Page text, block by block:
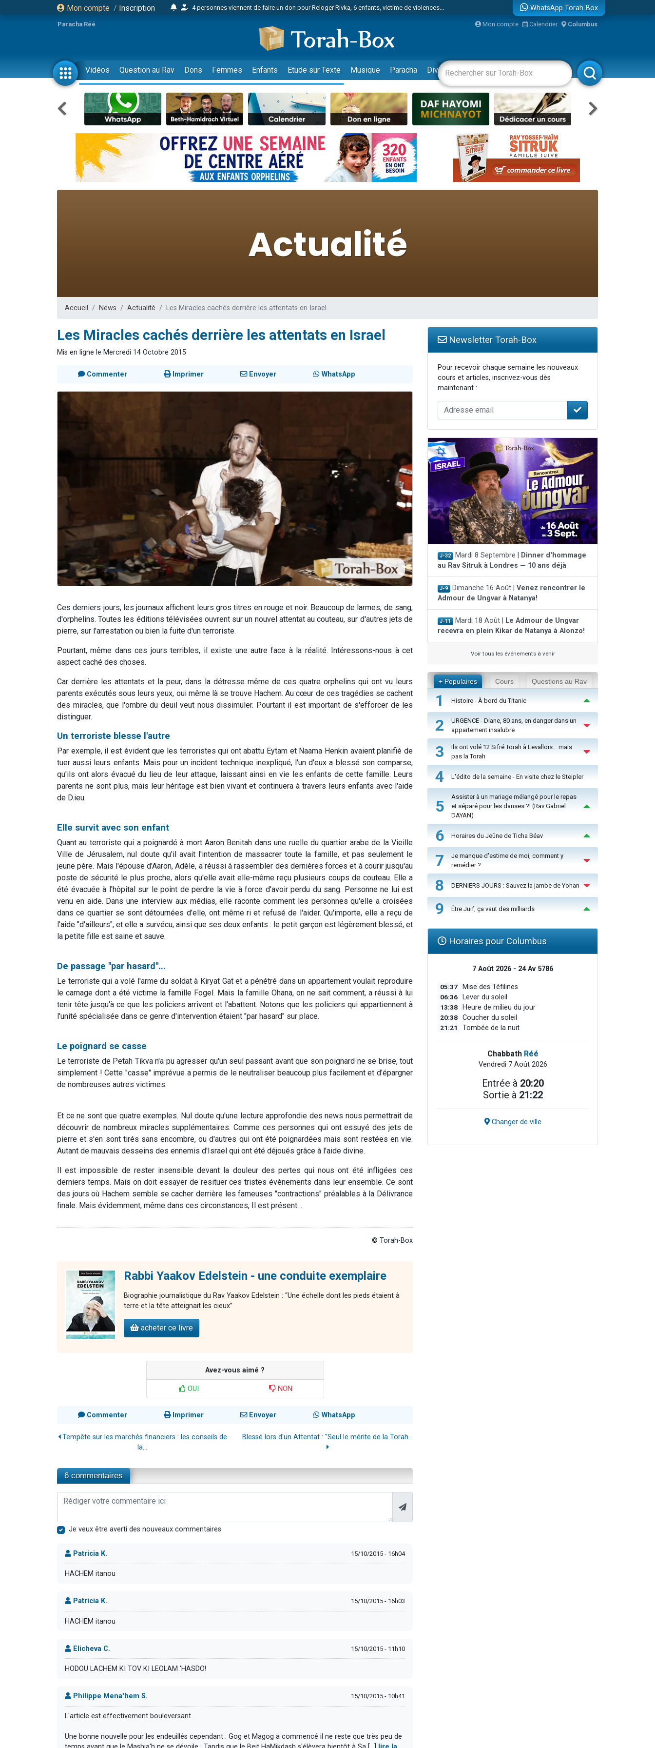
Mon compte / Inscription
4 personnes viennent de faire un don pour Reloger Rivka, 6 enfants, victime de violences...
17 personnes viennent de demander une bénédiction
4 personnes viennent de nous rejoindre sur WhatsApp
Il reste 49 places pour étudier en groupe sur Zoom
23 personnes viennent de faire un don pour Diane, 80 ans, dans un appartement insalubre
Eva vient de donner son Maasser
4 personnes viennent de nous rejoindre sur WhatsApp
3 personnes viennent de nous rejoindre sur WhatsApp
3 personnes viennent de faire un don pour 5 jours de vacances aux Orphelins
Odaya vient de donner son Maasser
2 personnes viennent de nous rejoindre sur WhatsApp
13 personnes viennent de demander une bénédiction
3 personnes viennent de nous rejoindre sur WhatsApp
2 personnes viennent de nous rejoindre sur WhatsApp
WhatsApp Torah-Box
Paracha Réé Mon compte Calendrier Columbus
Vidéos Question au Rav Dons Femmes Enfants Etude sur Texte Musique Paracha Divertissements Livres Rabbanim
Accueil News Actualité Les Miracles cachés derrière les attentats en Israel
Les Miracles cachés derrière les attentats en Israel
Mis en ligne le Mercredi 14 Octobre 2015
Commenter Imprimer Envoyer WhatsApp
Ces derniers jours, les journaux affichent leurs gros titres en rouge et noir. Beaucoup de larmes, de sang,
d'orphelins. Toutes les éditions télévisées ouvrent sur un nouvel attentat au couteau, sur d'autres jets de
pierre, sur l'arrestation ou bien la fuite d'un terroriste.
Pourtant, même dans ces jours terribles, il existe une autre face à la réalité. Intéressons-nous à cet
aspect caché des choses.
Car derrière les attentats et la peur, dans la détresse même de ces quatre orphelins qui ont vu leurs
parents exécutés sous leurs yeux, oui même là se trouve Hachem. Au cœur de ces tragédies se cachent
des miracles, que l'ombre du deuil veut nous dissimuler. Pourtant il est important de s'efforcer de les
distinguer.
Un terroriste blesse l'autre
Par exemple, il est évident que les terroristes qui ont abattu Eytam et Naama Henkin avaient planifié de
tuer aussi leurs enfants. Mais pour un incident technique inexpliqué, l'un d'eux a blessé son comparse,
qu'ils ont alors évacué du lieu de leur attaque, laissant ainsi en vie les enfants de cette famille. Leurs
parents ne sont plus, mais leur héritage est bien vivant et continuera à travers leurs enfants avec l'aide
de D.ieu.
Elle survit avec son enfant
Quant au terroriste qui a poignardé à mort Aaron Benitah dans une ruelle du quartier arabe de la Vieille
Ville de Jérusalem, nul doute qu'il avait l'intention de massacrer toute la famille, et pas seulement le
jeune père. Mais l'épouse d'Aaron, Adèle, a réussi à rassembler des dernières forces et à courir jusqu'au
poste de sécurité le plus proche, alors qu'elle avait elle-même reçu plusieurs coups de couteau. Elle a
été évacuée à l'hôpital sur le point de perdre la vie à force d'avoir perdu du sang. Personne ne lui est
venu en aide. Dans une interview aux médias, elle raconte comment les personnes qu'elle a croisées
dans ce quartier se sont détournées d'elle, ont même ri et refusé de l'aider. Qu'importe, elle a reçu de
l'aide "d'ailleurs", et elle a survécu, ainsi que ses deux enfants : le petit garçon est légèrement blessé, et
la petite fille est saine et sauve.
De passage "par hasard"...
Le terroriste qui a volé l'arme du soldat à Kiryat Gat et a pénétré dans un appartement voulait reproduire
le carnage dont a été victime la famille Fogel. Mais la famille Ohana, on ne sait comment, a réussi à lui
tenir tête jusqu'à ce que les policiers arrivent et l'abattent. Notons que les policiers qui appartiennent à
l'unité spécialisée dans ce genre d'intervention étaient "par hasard" sur place.
Le poignard se casse
Le terroriste de Petah Tikva n'a pu agresser qu'un seul passant avant que son poignard ne se brise, tout
simplement ! Cette "casse" imprévue a permis de le neutraliser beaucoup plus facilement et d'épargner
de nombreuses autres victimes.
Et ce ne sont que quatre exemples. Nul doute qu'une lecture approfondie des news nous permettrait de
découvrir de nombreux miracles supplémentaires. Comme ces personnes qui ont essuyé des jets de
pierre et s'en sont tirés sans encombre, ou d'autres qui ont été poignardées mais sont restées en vie.
Autant de mauvais desseins des ennemis d'Israël qui ont été déjoués grâce à l'aide divine.
Il est impossible de rester insensible devant la douleur des pertes qui nous ont été infligées ces
derniers temps. Mais on doit essayer de resituer ces tristes évènements dans leur ensemble. Ce sont
des jours où Hachem semble se cacher derrière les fameuses "contractions" préalables à la Délivrance
finale. Mais évidemment, même dans ces circonstances, Il est présent…
© Torah-Box
Rabbi Yaakov Edelstein - une conduite exemplaire
Biographie journalistique du Rav Yaakov Edelstein : “Une échelle dont les pieds étaient à
terre et la tête atteignait les cieux”
acheter ce livre
Avez-vous aimé ?
OUI NON
Commenter Imprimer Envoyer WhatsApp
Tempête sur les marchés financiers : les conseils de
la...
Blessé lors d'un Attentat : "Seul le mérite de la Torah...
6 commentaires
Je veux être averti des nouveaux commentaires
Patricia K. 15/10/2015 - 16h04
HACHEM itanou
Patricia K. 15/10/2015 - 16h03
HACHEM itanou
Elicheva C. 15/10/2015 - 11h10
HODOU LACHEM KI TOV KI LEOLAM 'HASDO!
Philippe Mena'hem S. 15/10/2015 - 10h41
L'article est effectivement bouleversant...
Une bonne nouvelle pour les endeuillés cependant : Gog et Magog a commencé il ne reste que très peu de
Newsletter Torah-Box
Pour recevoir chaque semaine les nouveaux
cours et articles, inscrivez-vous dès
maintenant :
J-32 Mardi 8 Septembre |
Dinner d'hommage
au Rav Sitruk à Londres — 10 ans déjà
J-9 Dimanche 16 Août | Venez rencontrer le
Admour de Ungvar à Natanya!
J-11 Mardi 18 Août |
Le Admour de Ungvar
recevra en plein Kikar de Natanya à Alonzo!
Voir tous les événements à venir
+ Populaires Cours Questions au Rav
1 Histoire - À bord du Titanic
2
URGENCE - Diane, 80 ans, en danger dans un
appartement insalubre
3
Ils ont volé 12 Sifré Torah à Levallois… mais
pas la Torah
4 L'édito de la semaine - En visite chez le Steipler
5
Assister à un mariage mélangé pour le repas
et séparé pour les danses ?! (Rav Gabriel
DAYAN)
6 Horaires du Jeûne de Ticha Béav
7
Je manque d'estime de moi, comment y
remédier ?
8 DERNIERS JOURS : Sauvez la jambe de Yohan
9 Être Juif, ça vaut des milliards
Horaires pour Columbus
7 Août 2026 - 24 Av 5786
05:37 Mise des Téfilines
06:36 Lever du soleil
13:38 Heure de milieu du jour
20:38 Coucher du soleil
21:21 Tombée de la nuit
Chabbath Réé
Vendredi 7 Août 2026
Entrée à 20:20
Sortie à 21:22
Changer de ville